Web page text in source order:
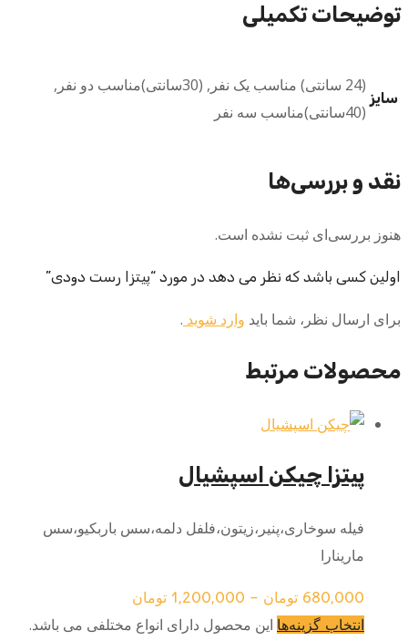
توضیحات تکمیلی
سایز
(24 سانتی) مناسب یک نفر, (30سانتی)مناسب دو نفر,
(40سانتی)مناسب سه نفر
نقد و بررسی‌ها
هنوز بررسی‌ای ثبت نشده است.
اولین کسی باشد که نظر می دهد در مورد “پیتزا رست دودی”
برای ارسال نظر، شما باید وارد شوید .
محصولات مرتبط
پیتزا چیکن اسپشیال
فیله سوخاری،پنیر،زیتون،فلفل دلمه،سس باربکیو،سس
مارینارا
680,000 تومان –
1,200,000 تومان
انتخاب گزینه‌ها این محصول دارای انواع مختلفی می باشد.